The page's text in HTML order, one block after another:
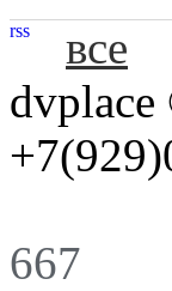
rss
все
dvplace
667